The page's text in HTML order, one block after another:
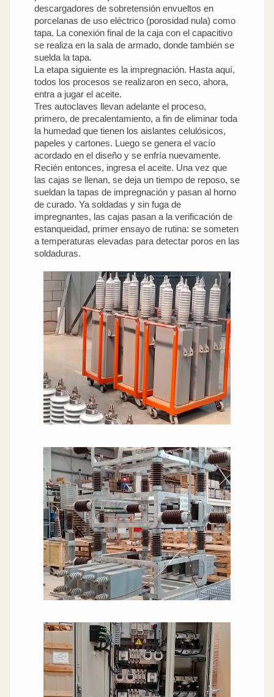
descargadores de sobretensión envueltos en
porcelanas de uso eléctrico (porosidad nula) como
tapa. La conexión final de la caja con el capacitivo
se realiza en la sala de armado, donde también se
suelda la tapa.
La etapa siguiente es la impregnación. Hasta aquí,
todos los procesos se realizaron en seco, ahora,
entra a jugar el aceite.
Tres autoclaves llevan adelante el proceso,
primero, de precalentamiento, a fin de eliminar toda
la humedad que tienen los aislantes celulósicos,
papeles y cartones. Luego se genera el vacío
acordado en el diseño y se enfría nuevamente.
Recién entonces, ingresa el aceite. Una vez que
las cajas se llenan, se deja un tiempo de reposo, se
sueldan la tapas de impregnación y pasan al horno
de curado. Ya soldadas y sin fuga de
impregnantes, las cajas pasan a la verificación de
estanqueidad, primer ensayo de rutina: se someten
a temperaturas elevadas para detectar poros en las
soldaduras.